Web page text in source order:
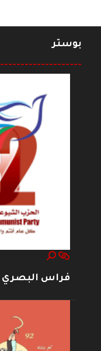
بوستر
--------------------
فراس البصري